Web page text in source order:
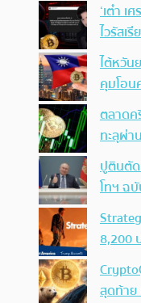
‘เต๋า เ
ไวรัสเ
ไต้หวัน
คุมโอน
ตลาดค
ทะลุผ่า
ปูตินตั
โทฯ ฉ
8,200
สุดท้าย